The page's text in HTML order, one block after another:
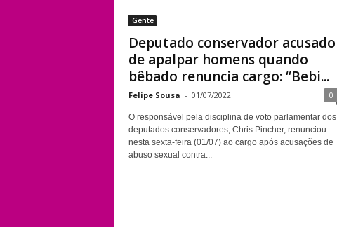
Gente
Deputado conservador acusado
de apalpar homens quando
bêbado renuncia cargo: “Bebi...
Felipe Sousa - 01/07/2022 0
O responsável pela disciplina de voto parlamentar dos
deputados conservadores, Chris Pincher, renunciou
nesta sexta-feira (01/07) ao cargo após acusações de
abuso sexual contra...